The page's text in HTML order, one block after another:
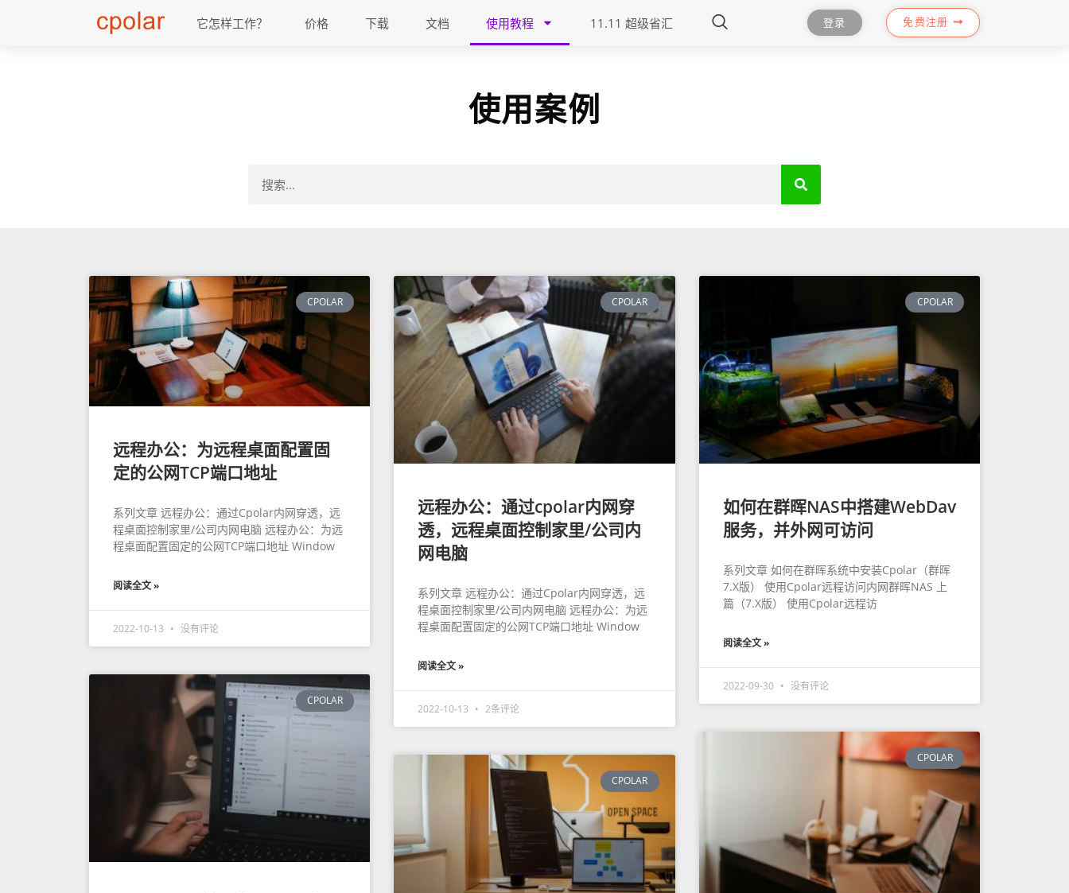
它怎样工作？ 价格 下载 文档 使用教程 11.11 超级省汇 登录 免费注册
使用案例
CPOLAR
远程办公：为远程桌面配置固
定的公网TCP端口地址
系列文章 远程办公：通过Cpolar内网穿透，远
程桌面控制家里/公司内网电脑 远程办公：为远
程桌面配置固定的公网TCP端口地址 Window
阅读全文 »
2022-10-13 没有评论
CPOLAR
远程办公：通过cpolar内网穿
透，远程桌面控制家里/公司内
网电脑
系列文章 远程办公：通过Cpolar内网穿透，远
程桌面控制家里/公司内网电脑 远程办公：为远
程桌面配置固定的公网TCP端口地址 Window
阅读全文 »
2022-10-13 2条评论
CPOLAR
如何在群晖NAS中搭建WebDav
服务，并外网可访问
系列文章 如何在群晖系统中安装Cpolar（群晖
7.X版） 使用Cpolar远程访问内网群晖NAS 上
篇（7.X版） 使用Cpolar远程访
阅读全文 »
2022-09-30
没有评论
CPOLAR
CPOLAR
CPOLAR